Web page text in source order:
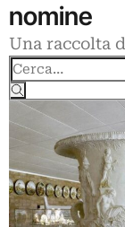
nomine
Una raccolta
Cerca